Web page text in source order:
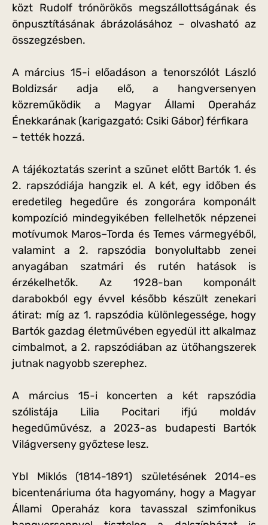
közt Rudolf trónörökös megszállottságának és
önpusztításának ábrázolásához – olvasható az
összegzésben.
A március 15-i előadáson a tenorszólót László
Boldizsár adja elő, a hangversenyen
közreműködik a Magyar Állami Operaház
Énekkarának (karigazgató: Csiki Gábor) férfikara
– tették hozzá.
A tájékoztatás szerint a szünet előtt Bartók 1. és
2. rapszódiája hangzik el. A két, egy időben és
eredetileg hegedűre és zongorára komponált
kompozíció mindegyikében fellelhetők népzenei
motívumok Maros–Torda és Temes vármegyéből,
valamint a 2. rapszódia bonyolultabb zenei
anyagában szatmári és rutén hatások is
érzékelhetők. Az 1928-ban komponált
darabokból egy évvel később készült zenekari
átirat: míg az 1. rapszódia különlegessége, hogy
Bartók gazdag életművében egyedül itt alkalmaz
cimbalmot, a 2. rapszódiában az ütőhangszerek
jutnak nagyobb szerephez.
A március 15-i koncerten a két rapszódia
szólistája Lilia Pocitari ifjú moldáv
hegedűművész, a 2023-as budapesti Bartók
Világverseny győztese lesz.
Ybl Miklós (1814-1891) születésének 2014-es
bicentenáriuma óta hagyomány, hogy a Magyar
Állami Operaház kora tavasszal szimfonikus